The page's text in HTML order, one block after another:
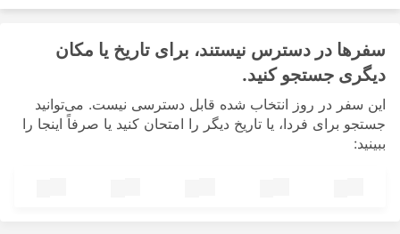
سفرها در دسترس نیستند، برای تاریخ یا مکان
دیگری جستجو کنید.
این سفر در روز انتخاب شده قابل دسترسی نیست. می‌توانید
جستجو برای فردا، یا تاریخ دیگر را امتحان کنید یا صرفاً اینجا را
ببینید: